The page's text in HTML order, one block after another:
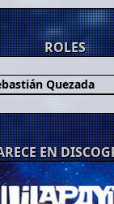
ROLES
Quezada
EN